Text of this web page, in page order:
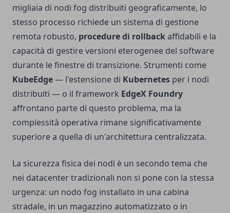
migliaia di nodi fog distribuiti geograficamente, lo
stesso processo richiede un sistema di gestione
remota robusto, procedure di rollbackaffidabili e la
capacità di gestire versioni eterogenee del software
durante le finestre di transizione. Strumenti come
KubeEdge— l'estensione di Kubernetes per i nodi
distribuiti — o il framework EdgeX Foundry
affrontano parte di questo problema, ma la
complessità operativa rimane significativamente
superiore a quella di un'architettura centralizzata.
La sicurezza fisica dei nodi è un secondo tema che
nei datacenter tradizionali non si pone con la stessa
urgenza: un nodo fog installato in una cabina
stradale, in un magazzino automatizzato o in